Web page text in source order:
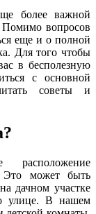
более важной
Помимо вопросов
еще и о полной
Для того чтобы
в бесполезную
с основной
советы и
расположение
Это может быть
дачном участке
улице. В нашем